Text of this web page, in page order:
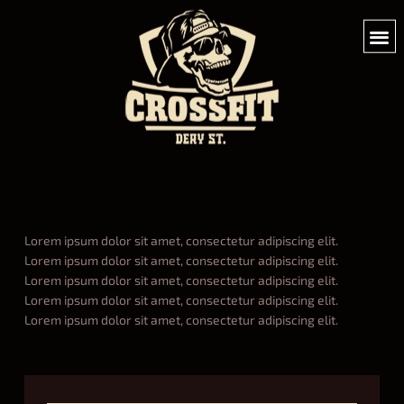
Lorem ipsum dolor sit amet, consectetur adipiscing elit.
helenK
i
c
k
x
Lorem ipsum dolor sit amet, consectetur adipiscing elit.
helenJ
u
d
Lorem ipsum dolor sit amet, consectetur adipiscing elit.
helenB
o
n
Lorem ipsum dolor sit amet, consectetur adipiscing elit.
helenC
s
Lorem ipsum dolor sit amet, consectetur adipiscing elit.
A